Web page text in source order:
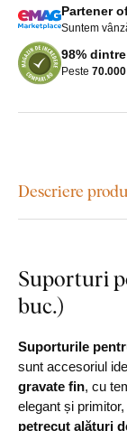
Partener
Suntem
98%
Peste
Descriere
Suporturi
buc.)
Suporturile
sunt accesoriul
gravate fin, cu
elegant și
petrecut alături